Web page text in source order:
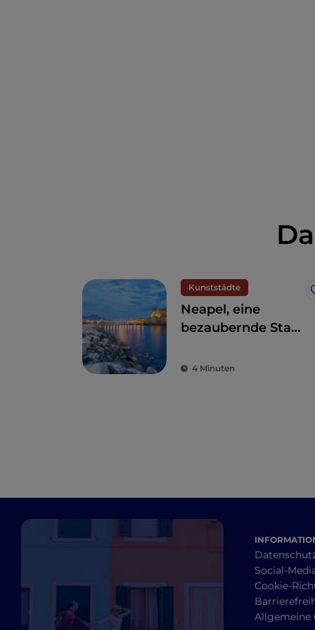
Kunststädte
Neapel, eine
bezaubernde Stadt
Kultur
4 Minuten
Social-
Cookie-
Allgemeine